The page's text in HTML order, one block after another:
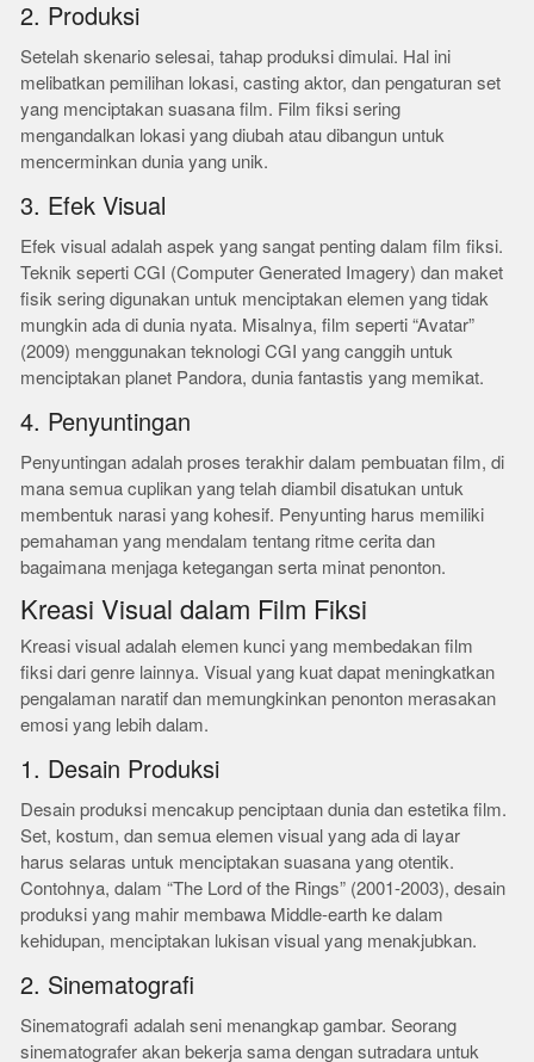
2. Produksi
Setelah skenario selesai, tahap produksi dimulai. Hal ini
melibatkan pemilihan lokasi, casting aktor, dan pengaturan set
yang menciptakan suasana film. Film fiksi sering
mengandalkan lokasi yang diubah atau dibangun untuk
mencerminkan dunia yang unik.
3. Efek Visual
Efek visual adalah aspek yang sangat penting dalam film fiksi.
Teknik seperti CGI (Computer Generated Imagery) dan maket
fisik sering digunakan untuk menciptakan elemen yang tidak
mungkin ada di dunia nyata. Misalnya, film seperti “Avatar”
(2009) menggunakan teknologi CGI yang canggih untuk
menciptakan planet Pandora, dunia fantastis yang memikat.
4. Penyuntingan
Penyuntingan adalah proses terakhir dalam pembuatan film, di
mana semua cuplikan yang telah diambil disatukan untuk
membentuk narasi yang kohesif. Penyunting harus memiliki
pemahaman yang mendalam tentang ritme cerita dan
bagaimana menjaga ketegangan serta minat penonton.
Kreasi Visual dalam Film Fiksi
Kreasi visual adalah elemen kunci yang membedakan film
fiksi dari genre lainnya. Visual yang kuat dapat meningkatkan
pengalaman naratif dan memungkinkan penonton merasakan
emosi yang lebih dalam.
1. Desain Produksi
Desain produksi mencakup penciptaan dunia dan estetika film.
Set, kostum, dan semua elemen visual yang ada di layar
harus selaras untuk menciptakan suasana yang otentik.
Contohnya, dalam “The Lord of the Rings” (2001-2003), desain
produksi yang mahir membawa Middle-earth ke dalam
kehidupan, menciptakan lukisan visual yang menakjubkan.
2. Sinematografi
Sinematografi adalah seni menangkap gambar. Seorang
sinematografer akan bekerja sama dengan sutradara untuk